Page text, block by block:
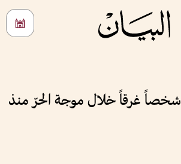
فرنسا: وفاة 74 شخصاً غرقاً خلال موجة الحرّ منذ